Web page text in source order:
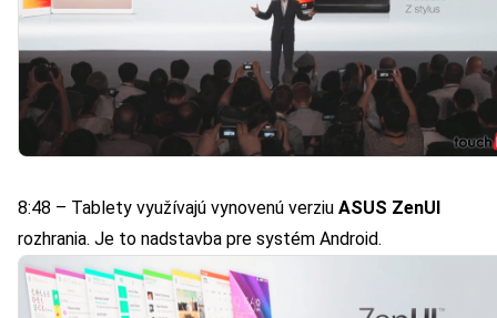
8:48 – Tablety využívajú vynovenú verziu ASUS ZenUI
rozhrania. Je to nadstavba pre systém Android.